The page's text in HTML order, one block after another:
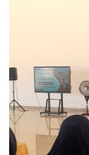
NEWS
Mensos RI;
07/08/2026